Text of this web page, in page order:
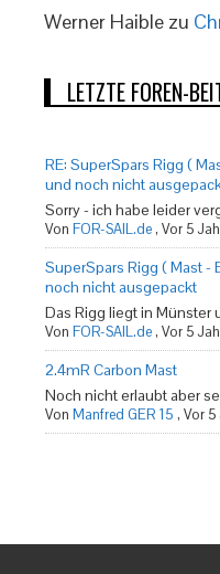
Werner Haible zu
LETZTE FOREN-
RE: SuperSpars Rigg (
und noch nicht
Sorry - ich habe leider
Von FOR-SAIL.de, Vor 5
SuperSpars Rigg ( Mast -
noch nicht ausgepackt
Das Rigg liegt in Münster
Von FOR-SAIL.de, Vor 5
2.4mR Carbon Mast
Noch nicht erlaubt aber
Von Manfred GER 15 , Vor 5